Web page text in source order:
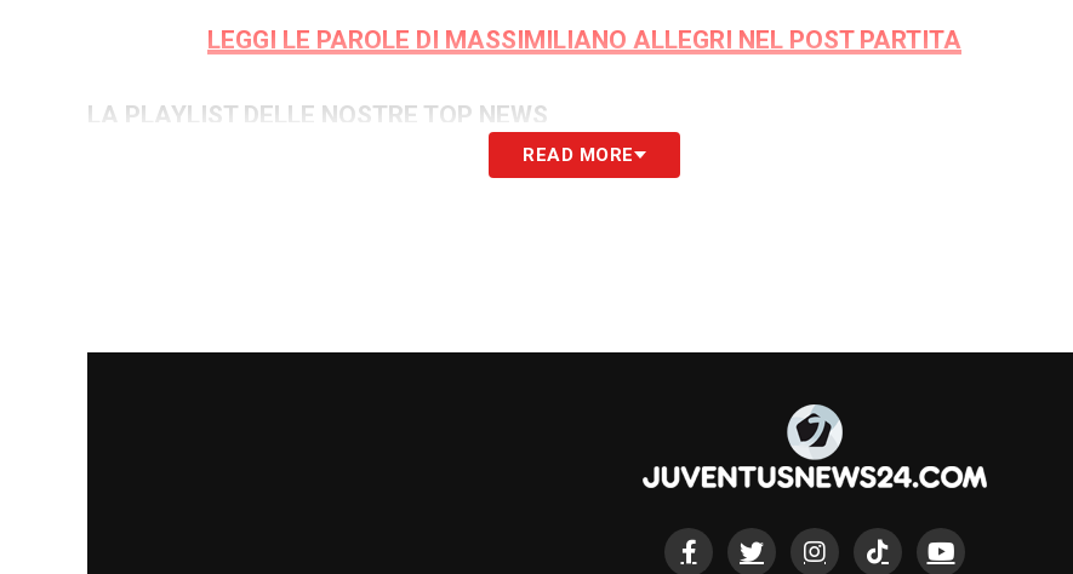
LEGGI LE PAROLE DI MASSIMILIANO ALLEGRI NEL POST PARTITA
LA PLAYLIST DELLE NOSTRE TOP NEWS
READ MORE